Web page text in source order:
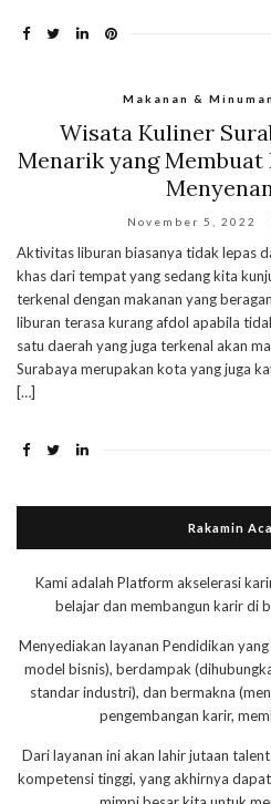
Makanan & Minuman
Wisata Kuliner
Menarik yang
November 5, 2022
Aktivitas liburan biasanya tidak lepas
khas dari tempat yang sedang kita
terkenal dengan makanan yang
liburan terasa kurang afdol apabila
satu daerah yang juga terkenal akan
Surabaya merupakan kota yang juga
[…]
Rakamin
Kami adalah Platform akselerasi
belajar dan membangun karir di
Menyediakan layanan Pendidikan
model bisnis), berdampak
standar industri), dan bermakna
pengembangan karir,
Dari layanan ini akan lahir jutaan
kompetensi tinggi, yang akhirnya